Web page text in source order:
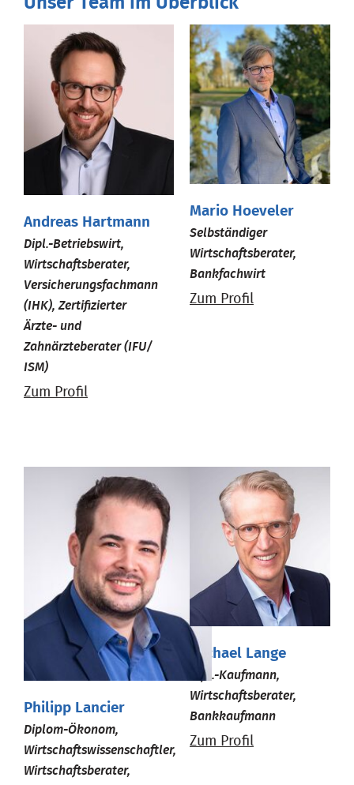
Andreas Hartmann
Dipl.-Betriebswirt,
Wirtschaftsberater,
Versicherungsfachmann
(IHK), Zertifizierter
Ärzte- und
Zahnärzteberater (IFU/
ISM)
Zum Profil
Mario Hoeveler
Selbständiger
Wirtschaftsberater,
Bankfachwirt
Zum Profil
Philipp Lancier
Diplom-Ökonom,
Wirtschaftswissenschaftler,
Wirtschaftsberater,
Michael Lange
Dipl.-Kaufmann,
Wirtschaftsberater,
Bankkaufmann
Zum Profil